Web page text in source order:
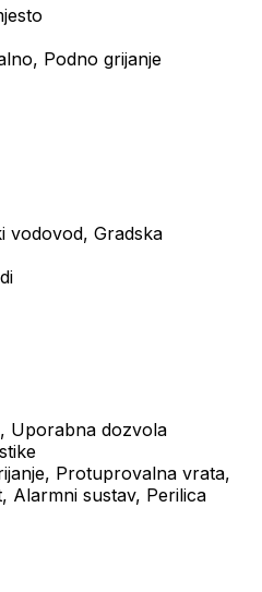
Podno grijanje
vodovod, Gradska
Uporabna dozvola
Protuprovalna vrata,
Alarmni sustav, Perilica